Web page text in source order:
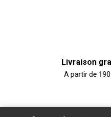
Livraison
A partir de 190